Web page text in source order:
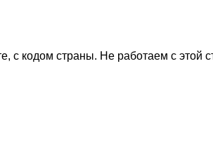
с кодом страны. Не работаем с этой